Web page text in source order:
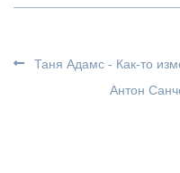
Таня Адамс - Как-то
Антон